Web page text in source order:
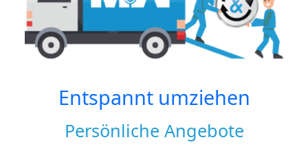
Entspannt umziehen
Persönliche Angebote